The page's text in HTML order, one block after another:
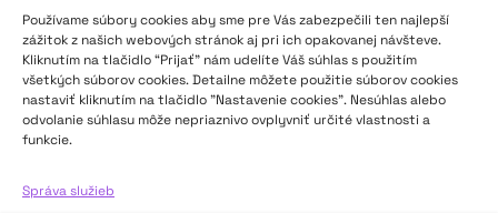
Používame súbory cookies aby sme pre Vás zabezpečili ten najlepší
zážitok z našich webových stránok aj pri ich opakovanej návšteve.
Kliknutím na tlačidlo “Prijať” nám udelíte Váš súhlas s použitím
všetkých súborov cookies. Detailne môžete použitie súborov cookies
nastaviť kliknutím na tlačidlo "Nastavenie cookies". Nesúhlas alebo
odvolanie súhlasu môže nepriaznivo ovplyvniť určité vlastnosti a
funkcie.
Správa služieb
e-mail: javisko.noc@nocka.sk
Nám. SNP č. 12, 812 34 Bratislava 1
Slovenská republika
2023–2025 ©
Logofont by